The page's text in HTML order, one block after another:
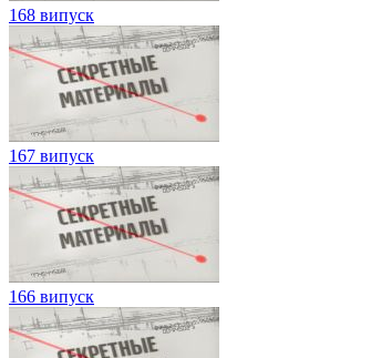
168 випуск
167 випуск
166 випуск